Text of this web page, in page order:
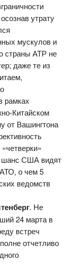
утрату
мускулов и
страны АТР не
даже те из
рамках
Китайском
от Вашингтона
шанс США видят
о чем 5
ведомств
. Не
24 марта в
встреч
отчетливо